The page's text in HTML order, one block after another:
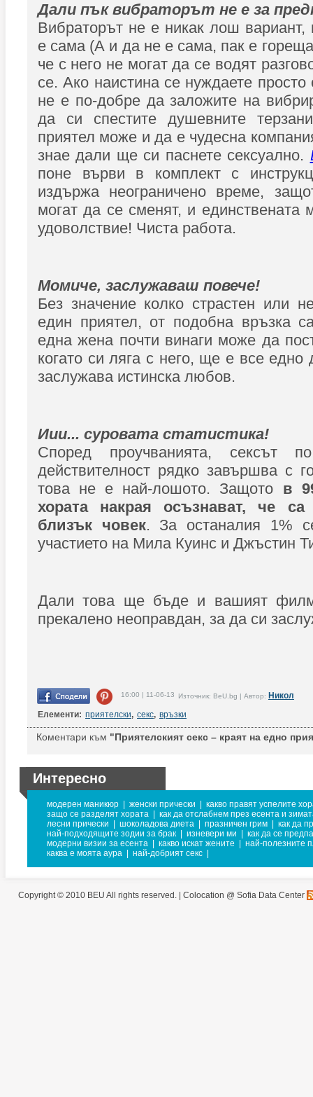
Дали пък вибраторът не е за
Вибраторът не е никак лош вариант,
е сама (А и да не е сама, пак е
че с него не могат да се водят
се. Ако наистина се нуждаете просто
не е по-добре да заложите на
да си спестите душевните
приятел може и да е чудесна
знае дали ще си паснете сексуално.
поне върви в комплект с
издържа неограничено време,
могат да се сменят, и
удоволствие! Чиста работа.
Момиче, заслужаваш повече!
Без значение колко страстен или
един приятел, от подобна връзка
една жена почти винаги може да
когато си ляга с него, ще е все едно
заслужава истинска любов.
Иии... суровата статистика!
Според проучванията, сексът
действителност рядко завършва с
това не е най-лошото. Защото в
хората накрая осъзнават, че
близък човек. За останалия 1%
участието на Мила Куинс и Джъстин
Дали това ще бъде и вашият
прекалено неоправдан, за да си
16:00 | 11-06-13 Източник: BeU.bg | Автор: Никол
Елементи: приятелски, секс, връзки
Коментари към "Приятелският секс – краят на едно
Интересно
модерен маникюр женски прически
какво правят успелите
защо се разделят хората
как да отслабнем през есента и
лесни прически
шоколадова диета празничен грим
как да
най-подходящите зодии за брак
изневери ми
как да се
модерни визии за есента
какво искат жените
най-полезните
каква е моята аура
най-добрият секс
Copyright © 2010 BEU All rights reserved. | Colocation @ Sofia Data Center